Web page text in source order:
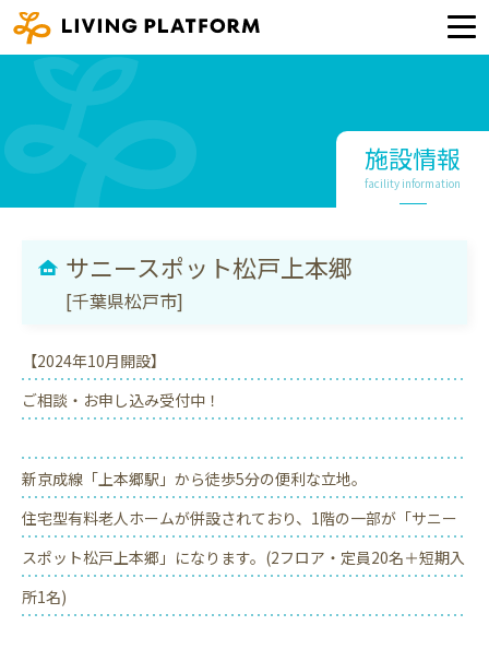
施設情報
facility information
サニースポット松戸上本郷
[千葉県松戸市]
【2024年10月開設】
ご相談・お申し込み受付中！
新京成線「上本郷駅」から徒歩5分の便利な立地。
住宅型有料老人ホームが併設されており、1階の一部が「サニー
スポット松戸上本郷」になります。(2フロア・定員20名＋短期入
所1名)